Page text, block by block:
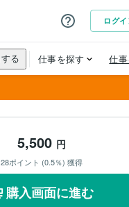
5,500 円
28ポイント (0.5％) 獲得
購入画面に進む